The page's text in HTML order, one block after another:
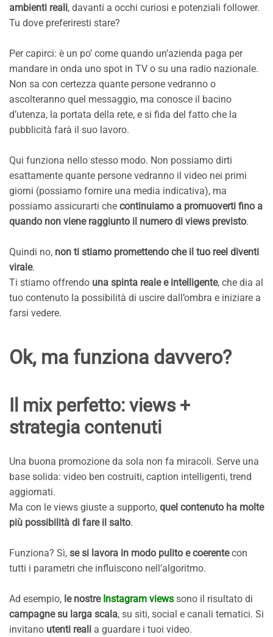
ambienti reali, davanti a occhi curiosi e potenziali follower.
Tu dove preferiresti stare?
Per capirci: è un po’ come quando un’azienda paga per
mandare in onda uno spot in TV o su una radio nazionale.
Non sa con certezza quante persone vedranno o
ascolteranno quel messaggio, ma conosce il bacino
d’utenza, la portata della rete, e si fida del fatto che la
pubblicità farà il suo lavoro.
Qui funziona nello stesso modo. Non possiamo dirti
esattamente quante persone vedranno il video nei primi
giorni (possiamo fornire una media indicativa), ma
possiamo assicurarti che continuiamo a promuoverti fino a
quando non viene raggiunto il numero di views previsto.
Quindi no, non ti stiamo promettendo che il tuo reel diventi
virale.
Ti stiamo offrendo una spinta reale e intelligente, che dia al
tuo contenuto la possibilità di uscire dall’ombra e iniziare a
farsi vedere.
Ok, ma funziona davvero?
Il mix perfetto: views +
strategia contenuti
Una buona promozione da sola non fa miracoli. Serve una
base solida: video ben costruiti, caption intelligenti, trend
aggiornati.
Ma con le views giuste a supporto, quel contenuto ha molte
più possibilità di fare il salto.
Funziona? Sì, se si lavora in modo pulito e coerentecon
tutti i parametri che influiscono nell’algoritmo.
Ad esempio, le nostre Instagram views sono il risultato di
campagne su larga scala, su siti, social e canali tematici. Si
invitano utenti reali a guardare i tuoi video.